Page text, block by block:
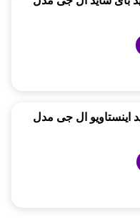
اینستاویو ال جی مدل